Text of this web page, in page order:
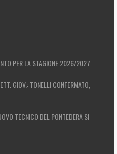
PER LA STAGIONE 2026/2027
GIOV.: TONELLI CONFERMATO,
TECNICO DEL PONTEDERA SI